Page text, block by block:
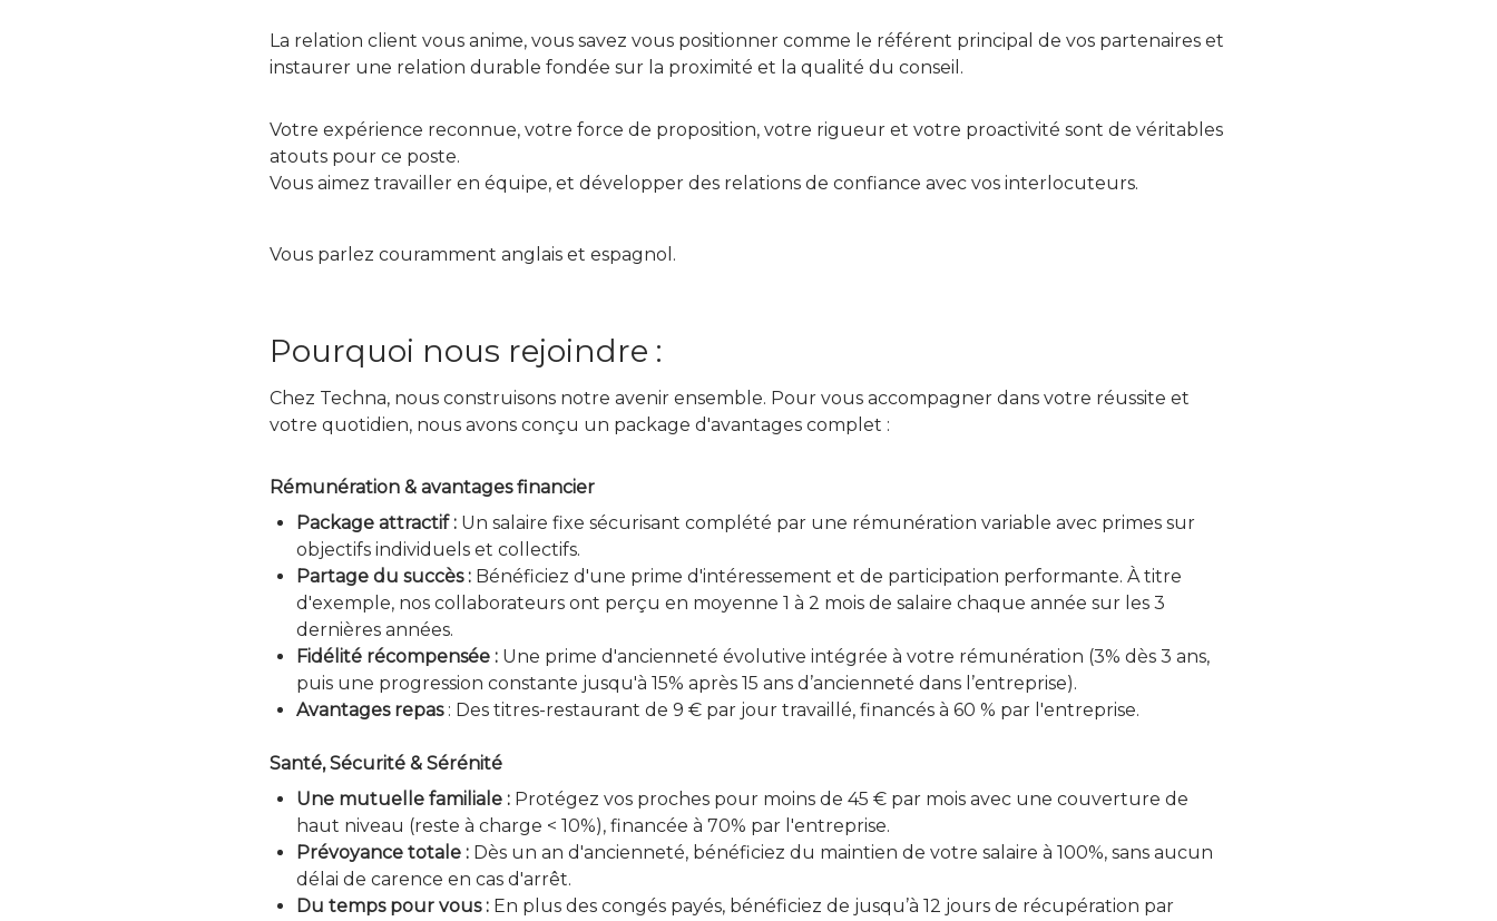
La relation client vous anime, vous savez vous positionner comme le référent principal de vos partenaires et
instaurer une relation durable fondée sur la proximité et la qualité du conseil.
Votre expérience reconnue, votre force de proposition, votre rigueur et votre proactivité sont de véritables
atouts pour ce poste.
Vous aimez travailler en équipe, et développer des relations de confiance avec vos interlocuteurs.
Vous parlez couramment anglais et espagnol.
Pourquoi nous rejoindre :
Chez Techna, nous construisons notre avenir ensemble. Pour vous accompagner dans votre réussite et
votre quotidien, nous avons conçu un package d'avantages complet :
Rémunération & avantages financier
Package attractif : Un salaire fixe sécurisant complété par une rémunération variable avec primes sur
objectifs individuels et collectifs.
Partage du succès :Bénéficiez d'une prime d'intéressement et de participation performante. À titre
d'exemple, nos collaborateurs ont perçu en moyenne 1 à 2 mois de salaire chaque année sur les 3
dernières années.
Fidélité récompensée :Une prime d'ancienneté évolutive intégrée à votre rémunération (3% dès 3 ans,
puis une progression constante jusqu'à 15% après 15 ans d’ancienneté dans l’entreprise).
Avantages repas : Des titres-restaurant de 9 € par jour travaillé, financés à 60 % par l'entreprise.
Santé, Sécurité & Sérénité
Une mutuelle familiale : Protégez vos proches pour moins de 45 € par mois avec une couverture de
haut niveau (reste à charge < 10%), financée à 70% par l'entreprise.
Prévoyance totale : Dès un an d'ancienneté, bénéficiez du maintien de votre salaire à 100%, sans aucun
délai de carence en cas d'arrêt.
Du temps pour vous :En plus des congés payés, bénéficiez de jusqu’à 12 jours de récupération par